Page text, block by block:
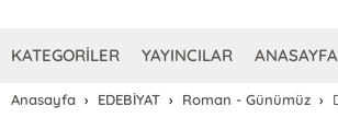
KATEGORİLER YAYINCILAR ANASAYFA
Anasayfa EDEBİYAT Roman - Günümüz